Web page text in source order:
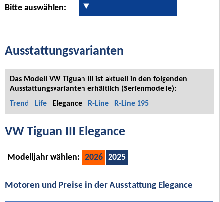
Bitte auswählen:
Ausstattungsvarianten
Das Modell VW Tiguan III ist aktuell in den folgenden
Ausstattungsvarianten erhältlich (Serienmodelle):
Trend
Life Elegance R-Line R-Line 195
VW Tiguan III Elegance
Modelljahr wählen: 2026 2025
Motoren und Preise in der Ausstattung Elegance